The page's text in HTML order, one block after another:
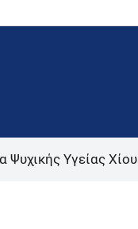
Ψυχικής Υγείας Χίου